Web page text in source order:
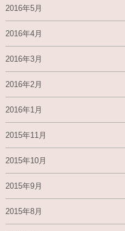
2016年5月
2016年4月
2016年3月
2016年2月
2016年1月
2015年11月
2015年10月
2015年9月
2015年8月